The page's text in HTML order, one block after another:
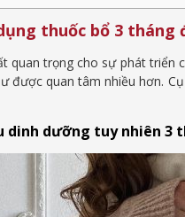
thuốc bổ 3 tháng
quan trọng cho sự phát
được quan tâm nhiều hơn.
dinh dưỡng tuy nhiên 3